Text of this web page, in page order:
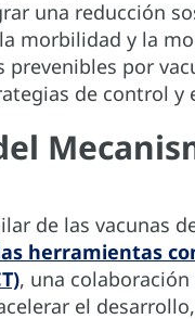
una reducción
morbilidad y la
prevenibles por
de control y
de las vacunas
herramientas
, una
el